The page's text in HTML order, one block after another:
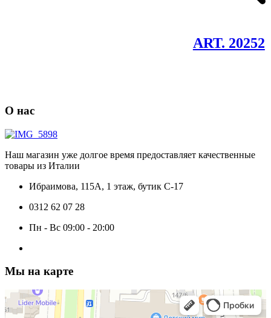
ART. 20252
О нас
Наш магазин уже долгое время предоставляет качественные
товары из Италии
Ибраимова, 115А, 1 этаж, бутик C-17
0312 62 07 28
Пн - Вс 09:00 - 20:00
Мы на карте